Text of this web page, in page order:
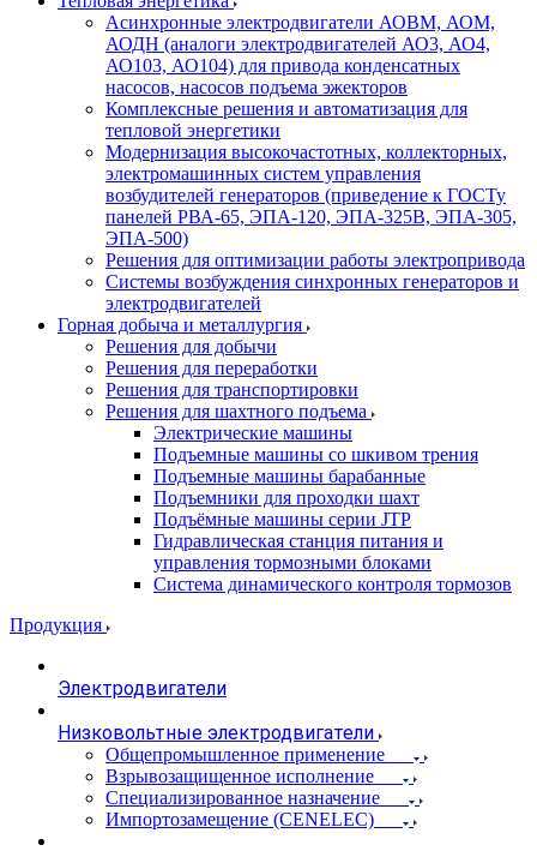
Асинхронные электродвигатели АОВМ, АОМ,
АОДН (аналоги электродвигателей АО3, АО4,
АО103, АО104) для привода конденсатных
насосов, насосов подъема эжекторов
Комплексные решения и автоматизация для
тепловой энергетики
Модернизация высокочастотных, коллекторных,
электромашинных систем управления
возбудителей генераторов (приведение к ГОСТу
панелей РВА-65, ЭПА-120, ЭПА-325В, ЭПА-305,
ЭПА-500)
Решения для оптимизации работы электропривода
Системы возбуждения синхронных генераторов и
электродвигателей
Горная добыча и металлургия
Решения для добычи
Решения для переработки
Решения для транспортировки
Решения для шахтного подъема
Электрические машины
Подъемные машины со шкивом трения
Подъемные машины барабанные
Подъемники для проходки шахт
Подъёмные машины серии JTP
Гидравлическая станция питания и
управления тормозными блоками
Система динамического контроля тормозов
Продукция
Электродвигатели
Низковольтные электродвигатели
Общепромышленное применение
Взрывозащищенное исполнение
Специализированное назначение
Импортозамещение (CENELEC)